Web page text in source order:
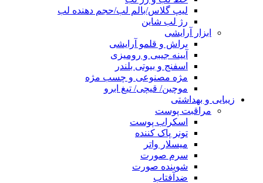
لیپ گلاس/بالم لب/حجم دهنده لب
رژ لب شاین
ابزار آرایشی
براش و قلمو آرایشی
آیینه جیبی و رومیزی
اسفنج و بیوتی بلندر
مژه مصنوعی و چسب مژه
موچین/ قیچی/ تیغ ابرو
زیبایی و بهداشتی
مراقبت پوست
اسکراب پوست
تونر پاک کننده
میسلار واتر
سرم صورت
شوینده صورت
ضدآفتاب